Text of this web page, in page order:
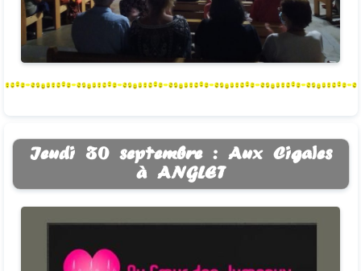
Jeudi 30 septembre : Aux Cigales
à ANGLET